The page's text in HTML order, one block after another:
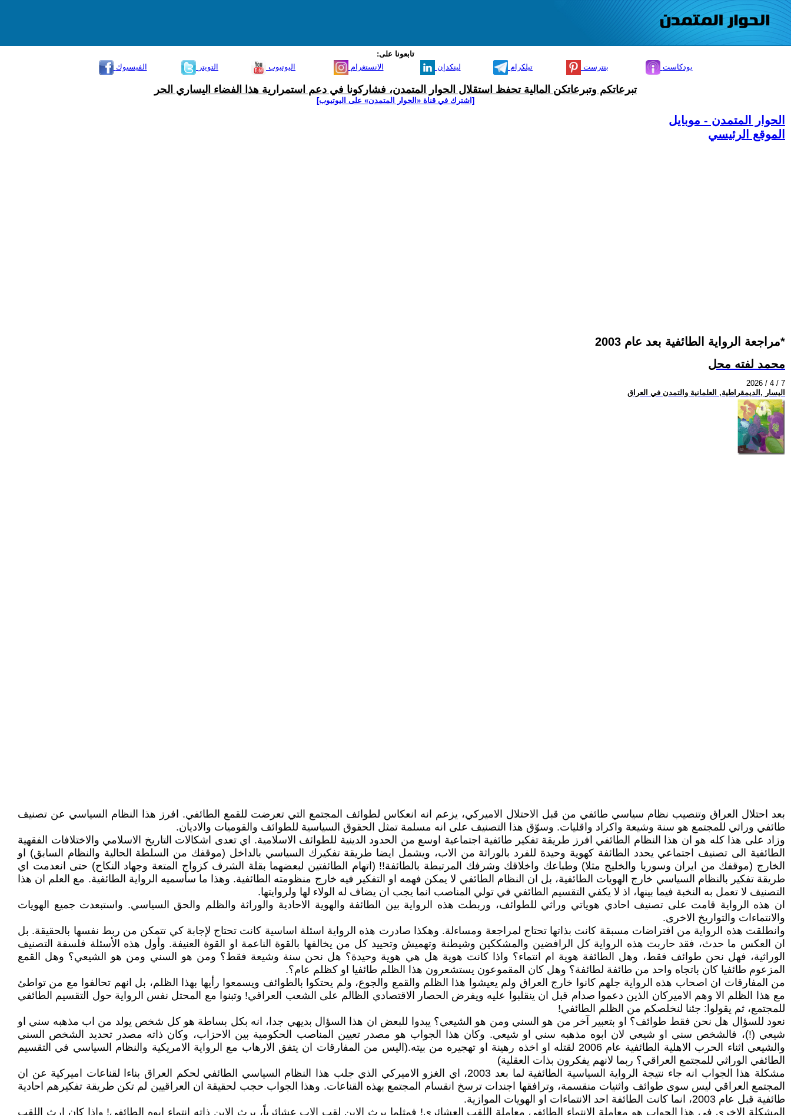
تابعونا على:
الفيسبوك
التويتر اليوتيوب الانستغرام لينكدإن تيلكرام بنترست بودكاست
تبرعاتكم وتبرعاتكن المالية تحفظ استقلال الحوار المتمدن، فشاركونا في دعم استمرارية هذا الفضاء اليساري الحر
[اشترك في قناة ‫«الحوار المتمدن» على اليوتيوب]
الحوار المتمدن - موبايل
الموقع الرئيسي
مراجعة الرواية الطائفية بعد عام 2003*
محمد لفته محل
2026 / 4 / 7
اليسار ,الديمقراطية, العلمانية والتمدن في العراق
بعد احتلال العراق وتنصيب نظام سياسي طائفي من قبل الاحتلال الاميركي، يزعم انه انعكاس لطوائف المجتمع التي تعرضت للقمع الطائفي. افرز هذا النظام السياسي عن تصنيف
طائفي وراثي للمجتمع هو سنة وشيعة واكراد واقليات. وسوّق هذا التصنيف على انه مسلمة تمثل الحقوق السياسية للطوائف والقوميات والاديان.
وزاد على هذا كله هو ان هذا النظام الطائفي افرز طريقة تفكير طائفية اجتماعية اوسع من الحدود الدينية للطوائف الاسلامية. اي تعدى اشكالات التاريخ الاسلامي والاختلافات الفقهية
الطائفية الى تصنيف اجتماعي يحدد الطائفة كهوية وحيدة للفرد بالوراثة من الاب، ويشمل ايضا طريقة تفكيرك السياسي بالداخل (موقفك من السلطة الحالية والنظام السابق) او
الخارج (موقفك من ايران وسوريا والخليج مثلا) وطباعك واخلاقك وشرفك المرتبطة بالطائفة!! (اتهام الطائفتين لبعضهما بقلة الشرف كزواج المتعة وجهاد النكاح) حتى انعدمت اي
طريقة تفكير بالنظام السياسي خارج الهويات الطائفية، بل ان النظام الطائفي لا يمكن فهمه او التفكير فيه خارج منظومته الطائفية. وهذا ما سأسميه الرواية الطائفية. مع العلم ان هذا
التصنيف لا تعمل به النخبة فيما بينها، اذ لا يكفي التقسيم الطائفي في تولي المناصب انما يجب ان يضاف له الولاء لها ولروايتها.
ان هذه الرواية قامت على تصنيف احادي هوياتي وراثي للطوائف، وربطت هذه الرواية بين الطائفة والهوية الاحادية والوراثة والظلم والحق السياسي. واستبعدت جميع الهويات
والانتماءات والتواريخ الاخرى.
وانطلقت هذه الرواية من افتراضات مسبقة كانت بذاتها تحتاج لمراجعة ومساءلة. وهكذا صادرت هذه الرواية اسئلة اساسية كانت تحتاج لإجابة كي تتمكن من ربط نفسها بالحقيقة. بل
ان العكس ما حدث، فقد حاربت هذه الرواية كل الرافضين والمشككين وشيطنة وتهميش وتحييد كل من يخالفها بالقوة الناعمة او القوة العنيفة. وأول هذه الأسئلة فلسفة التصنيف
الوراثية، فهل نحن طوائف فقط، وهل الطائفة هوية ام انتماء؟ واذا كانت هوية هل هي هوية وحيدة؟ هل نحن سنة وشيعة فقط؟ ومن هو السني ومن هو الشيعي؟ وهل القمع
المزعوم طائفيا كان باتجاه واحد من طائفة لطائفة؟ وهل كان المقموعون يستشعرون هذا الظلم طائفيا او كظلم عام؟.
من المفارقات ان اصحاب هذه الرواية جلهم كانوا خارج العراق ولم يعيشوا هذا الظلم والقمع والجوع، ولم يحتكوا بالطوائف ويسمعوا رأيها بهذا الظلم، بل انهم تحالفوا مع من تواطئ
مع هذا الظلم الا وهم الاميركان الذين دعموا صدام قبل ان ينقلبوا عليه ويفرض الحصار الاقتصادي الظالم على الشعب العراقي! وتبنوا مع المحتل نفس الرواية حول التقسيم الطائفي
للمجتمع، ثم يقولوا: جئنا لنخلصكم من الظلم الطائفي!
نعود للسؤال هل نحن فقط طوائف؟ او بتعبير آخر من هو السني ومن هو الشيعي؟ يبدوا للبعض ان هذا السؤال بديهي جدا، انه بكل بساطة هو كل شخص يولد من اب مذهبه سني او
شيعي (!)، فالشخص سني او شيعي لان ابوه مذهبه سني او شيعي. وكان هذا الجواب هو مصدر تعيين المناصب الحكومية بين الاحزاب، وكان ذاته مصدر تحديد الشخص السني
والشيعي اثناء الحرب الاهلية الطائفية عام 2006 لقتله او اخذه رهينة او تهجيره من بيته.(اليس من المفارقات ان يتفق الارهاب مع الرواية الامريكية والنظام السياسي في التقسيم
الطائفي الوراثي للمجتمع العراقي؟ ربما لانهم يفكرون بذات العقلية)
مشكلة هذا الجواب انه جاء نتيجة الرواية السياسية الطائفية لما بعد 2003، اي الغزو الاميركي الذي جلب هذا النظام السياسي الطائفي لحكم العراق بناءا لقناعات اميركية عن ان
المجتمع العراقي ليس سوى طوائف واثنيات منقسمة، وترافقها اجندات ترسخ انقسام المجتمع بهذه القناعات. وهذا الجواب حجب لحقيقة ان العراقيين لم تكن طريقة تفكيرهم احادية
طائفية قبل عام 2003، انما كانت الطائفة احد الانتماءات او الهويات الموازية.
المشكلة الاخرى في هذا الجواب هو معاملة الانتماء الطائفي معاملة اللقب العشائري! فمثلما يرث الابن لقب الاب عشائرياً، يرث الابن ذاته انتماء ابوه الطائفي! واذا كان ارث اللقب